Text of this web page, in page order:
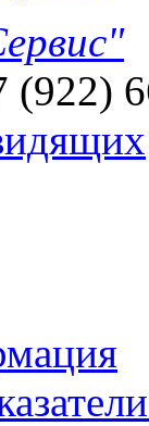
(922)